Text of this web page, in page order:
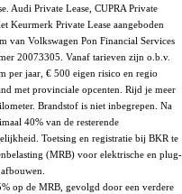
Audi Private Lease, CUPRA Private
Keurmerk Private Lease aangeboden
van Volkswagen Pon Financial Services
20073305. Vanaf tarieven zijn o.b.v.
per jaar, € 500 eigen risico en regio
met provinciale opcenten. Rijd je meer
Brandstof is niet inbegrepen. Na
40% van de resterende
Toetsing en registratie bij BKR te
(MRB) voor elektrische en plug-
op de MRB, gevolgd door een verdere